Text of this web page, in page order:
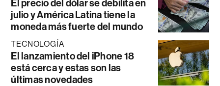
El precio del dólar se debilita en
julio y América Latina tiene la
moneda más fuerte del mundo
TECNOLOGÍA
El lanzamiento del iPhone 18
está cerca y estas son las
últimas novedades